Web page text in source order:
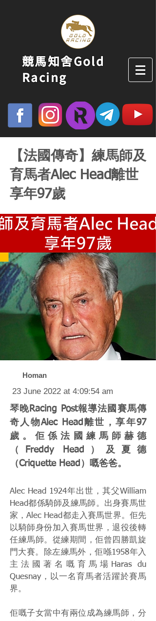
競馬知舍Gold
Racing
【法國傳奇】練馬師及
育馬者Alec Head離世
享年97歲
Homan
23 June 2022 at 4:09:54 am
琴晚Racing Post報導法國賽馬傳
奇人物Alec Head離世，享年97
歲。佢係法國練馬師赫德
（Freddy Head）及夏德
（Criquette Head）嘅爸爸。
Alec Head 1924年出世，其父William
Head都係騎師及練馬師。出身賽馬世
家，Alec Head都走入賽馬世界。佢先
以騎師身份加入賽馬世界，退役後轉
任練馬師。從練期間，佢曾四勝凱旋
門大賽。除左練馬外，佢喺1958年入
主法國著名嘅育馬場Haras du
Quesnay，以一名育馬者活躍於賽馬
界。
佢嘅子女當中有兩位成為練馬師，分